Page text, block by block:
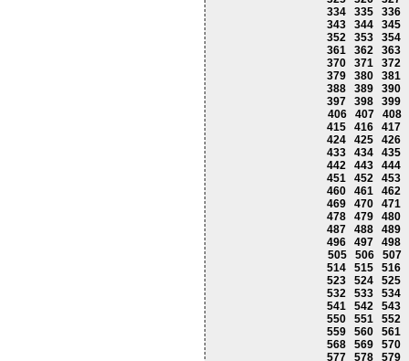
334
335
336
343
344
345
352
353
354
361
362
363
370
371
372
379
380
381
388
389
390
397
398
399
406
407
408
415
416
417
424
425
426
433
434
435
442
443
444
451
452
453
460
461
462
469
470
471
478
479
480
487
488
489
496
497
498
505
506
507
514
515
516
523
524
525
532
533
534
541
542
543
550
551
552
559
560
561
568
569
570
577
578
579